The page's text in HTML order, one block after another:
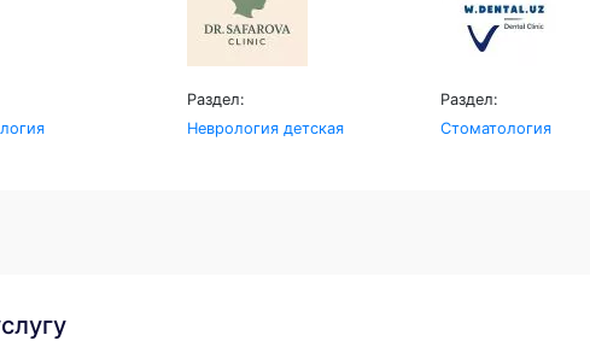
Раздел:
Неврология детская
Раздел:
Стоматология